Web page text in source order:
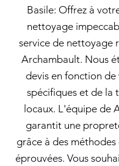
Basile: Offrez à
nettoyage
service de nettoyage
Archambault. Nous
devis en fonction de
spécifiques et de la
locaux. L'équipe de
garantit une
grâce à des
éprouvées. Vous